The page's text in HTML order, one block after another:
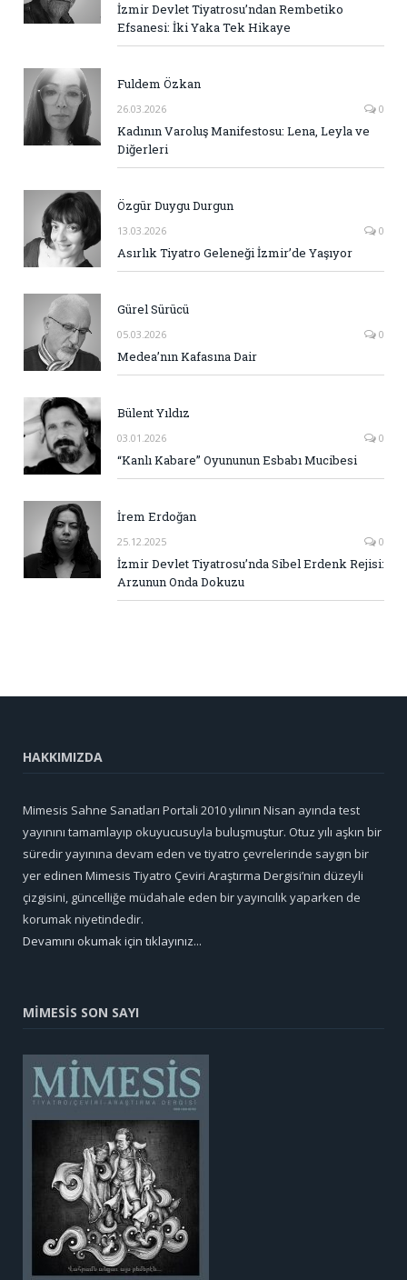
İzmir Devlet Tiyatrosu’ndan Rembetiko
Efsanesi: İki Yaka Tek Hikaye
Fuldem Özkan
26.03.2026 0
Kadının Varoluş Manifestosu: Lena, Leyla ve
Diğerleri
Özgür Duygu Durgun
13.03.2026 0
Asırlık Tiyatro Geleneği İzmir’de Yaşıyor
Gürel Sürücü
05.03.2026 0
Medea’nın Kafasına Dair
Bülent Yıldız
03.01.2026 0
“Kanlı Kabare” Oyununun Esbabı Mucibesi
İrem Erdoğan
25.12.2025 0
İzmir Devlet Tiyatrosu’nda Sibel Erdenk Rejisi:
Arzunun Onda Dokuzu
HAKKIMIZDA
Mimesis Sahne Sanatları Portali 2010 yılının Nisan ayında test
yayınını tamamlayıp okuyucusuyla buluşmuştur. Otuz yılı aşkın bir
süredir yayınına devam eden ve tiyatro çevrelerinde saygın bir
yer edinen Mimesis Tiyatro Çeviri Araştırma Dergisi’nin düzeyli
çizgisini, güncelliğe müdahale eden bir yayıncılık yaparken de
korumak niyetindedir.
Devamını okumak için tıklayınız...
MİMESİS SON SAYI